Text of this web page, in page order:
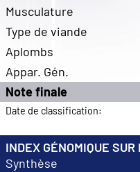
Musculature
Type de viande
Aplombs
Appar. Gén.
Note finale
Date de classification:
INDEX GÉNOMIQUE
Synthèse